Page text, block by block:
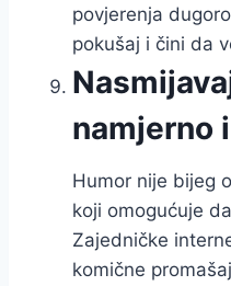
povjerenja
pokušaj i čini da
namjerno
Humor nije bijeg
koji omogućuje
Zajedničke
komične